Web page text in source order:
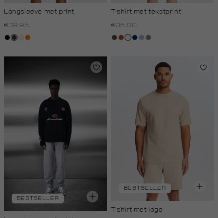
Longsleeve met print
€39.95
zwartchoco
wit,
white
oranje
T-shirt met tekstprint
€35.00
bos,bruin
wit,donkerblauw
blauw,
middengrijs
BESTSELLER
BESTSELLER
T-shirt met logo